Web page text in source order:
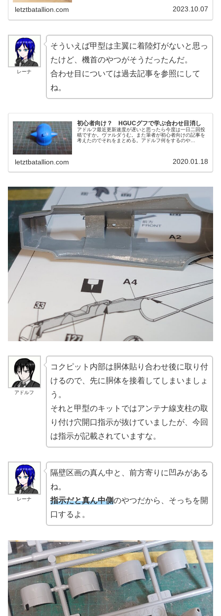
letztbatallion.com 2023.10.07
レーナ
そういえば甲型は主翼に着陸灯がないと思っ
たけど、機首のやつがそうだったんだ。
合わせ目については過去記事を参照にして
ね。
初心者向け？ HGUCグフで学ぶ合わせ目消し
アドルフ最近更新速度が遅いと思ったら今度は一日二回投
稿ですか。ヴァルダうむ。また筆者が初心者向けの記事を
考えたのでそれをまとめる。アドルフ何をするのや
letztbatallion.com 2020.01.18
アドルフ
コクピット内部は胴体貼り合わせ後に取り付
けるので、先に胴体を接着してしまいましょ
う。
それと甲型のキットではアンテナ線支柱の取
り付け穴開口指示が抜けていましたが、今回
は指示が記載されていますな。
レーナ
隔壁区画の真ん中と、前方寄りに凹みがある
ね。
指示だと真ん中側のやつだから、そっちを開
口するよ。